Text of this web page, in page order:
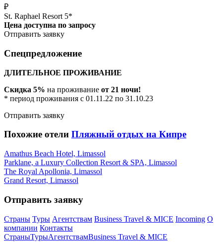
₽
St. Raphael Resort 5*
Цена доступна по запросу
Отправить заявку
Спецпредложение
ДЛИТЕЛЬНОЕ ПРОЖИВАНИЕ
Скидка 5% на проживание от 21 ночи!
* период проживания с 01.11.22 по 31.10.23
Отправить заявку
Похожие отели Пляжный отдых на Кипре
Amathus Beach Hotel, Limassol
Parklane, a Luxury Collection Resort & SPA, Limassol
The Royal Apollonia, Limassol
Grand Resort, Limassol
Отправить заявку
Страны Туры Агентствам Business Travel & MICE Incoming О
компании Контакты
СтраныТурыАгентствамBusiness Travel & MICE